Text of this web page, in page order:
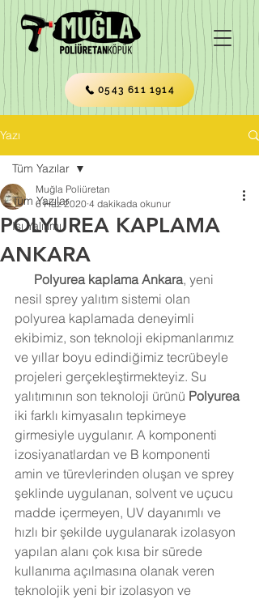
0543 611 1914
Yazı
Tüm Yazılar
Isı Yalıtımı
Tüm Yazılar
POLYUREA KAPLAMA
ANKARA
Muğla Poliüretan
6 Haz 2020 4 dakikada okunur
Polyurea kaplama Ankara, yeni
nesil sprey yalıtım sistemi olan
polyurea kaplamada deneyimli
ekibimiz, son teknoloji ekipmanlarımız
ve yıllar boyu edindiğimiz tecrübeyle
projeleri gerçekleştirmekteyiz. Su
yalıtımının son teknoloji ürünü Polyurea
iki farklı kimyasalın tepkimeye
girmesiyle uygulanır. A komponenti
izosiyanatlardan ve B komponenti
amin ve türevlerinden oluşan ve sprey
şeklinde uygulanan, solvent ve uçucu
madde içermeyen, UV dayanımlı ve
hızlı bir şekilde uygulanarak izolasyon
yapılan alanı çok kısa bir sürede
kullanıma açılmasına olanak veren
teknolojik yeni bir izolasyon ve